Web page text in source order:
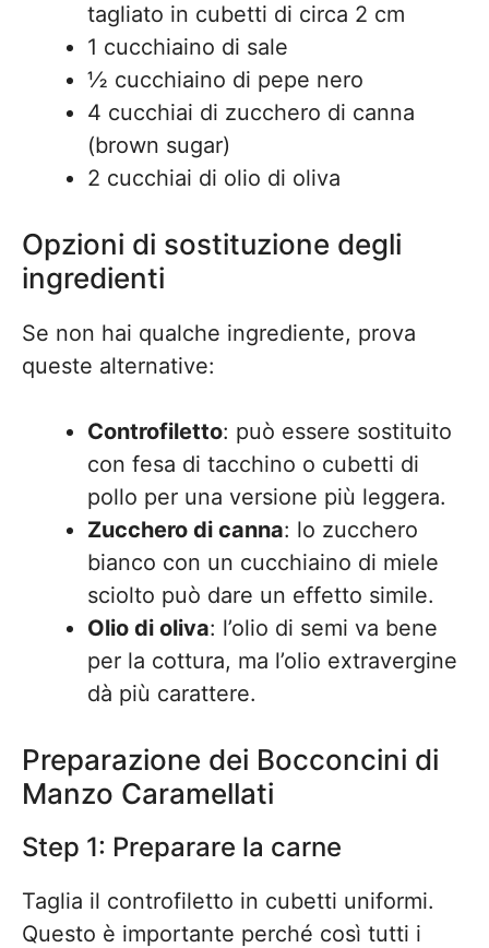
tagliato in cubetti di circa 2 cm
1 cucchiaino di sale
½ cucchiaino di pepe nero
4 cucchiai di zucchero di canna
(brown sugar)
2 cucchiai di olio di oliva
Opzioni di sostituzione degli
ingredienti
Se non hai qualche ingrediente, prova
queste alternative:
Controfiletto: può essere sostituito
con fesa di tacchino o cubetti di
pollo per una versione più leggera.
Zucchero di canna: lo zucchero
bianco con un cucchiaino di miele
sciolto può dare un effetto simile.
Olio di oliva: l’olio di semi va bene
per la cottura, ma l’olio extravergine
dà più carattere.
Preparazione dei Bocconcini di
Manzo Caramellati
Step 1: Preparare la carne
Taglia il controfiletto in cubetti uniformi.
Questo è importante perché così tutti i